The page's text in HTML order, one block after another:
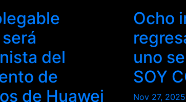
del
de
de Huawei
Ocho
uno
SOY
Nov 27, 2025